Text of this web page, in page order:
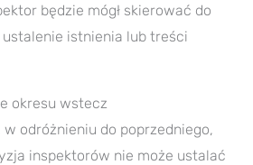
będzie mógł skierować do
istnienia lub treści
okresu wstecz
odróżnieniu do poprzedniego,
inspektorów nie może ustalać